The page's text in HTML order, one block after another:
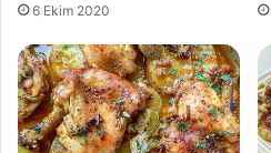
6 Ekim 2020